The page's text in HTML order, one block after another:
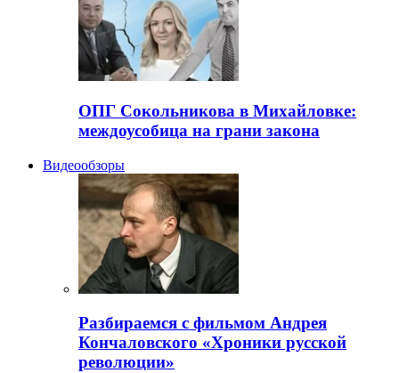
ОПГ Сокольникова в Михайловке:
междоусобица на грани закона
Видеообзоры
Разбираемся с фильмом Андрея
Кончаловского «Хроники русской
революции»